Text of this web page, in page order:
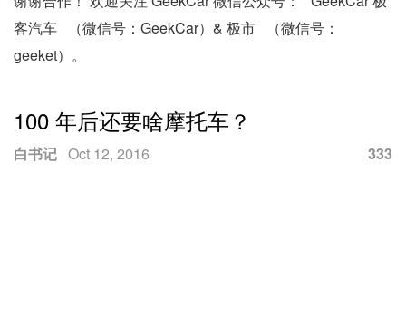
客汽车 （微信号：GeekCar）& 极市 （微信号：
geeket）。
100 年后还要啥摩托车？
白书记 Oct 12, 2016 333